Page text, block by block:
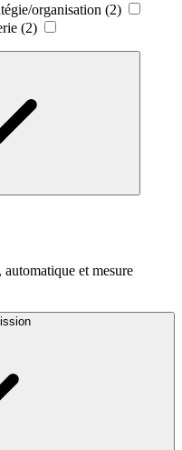
organisation (2)
(2)
et mesure